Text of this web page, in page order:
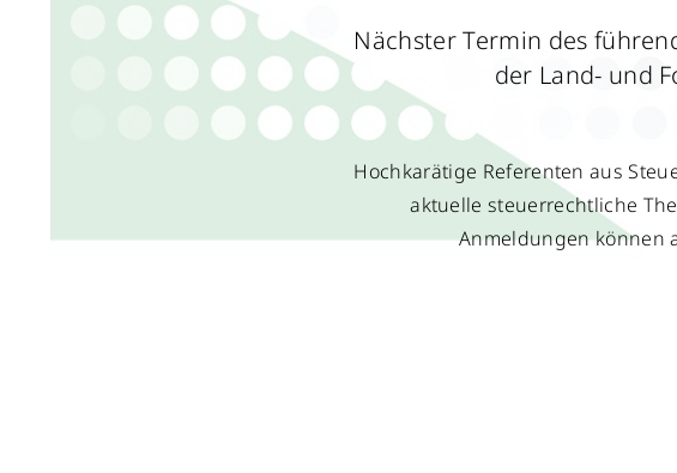
Nächster Termin des
der Land- und
Hochkarätige Referenten aus
aktuelle steuerrechtliche
Anmeldungen können